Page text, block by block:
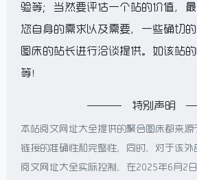
验等；当然要评估一个站的价值，
您自身的需求以及需要，一些确切
图床的站长进行洽谈提供。如该站
等！
特别声明
本站阅文网址大全提供的聚合图床都来源
链接的准确性和完整性，同时，对于该外
阅文网址大全实际控制，在2025年6月2